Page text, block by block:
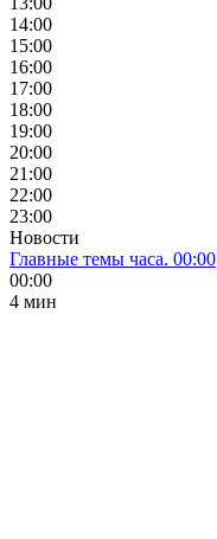
14:00
15:00
16:00
17:00
18:00
19:00
20:00
21:00
22:00
23:00
Новости
Главные темы часа. 00:00
00:00
4 мин